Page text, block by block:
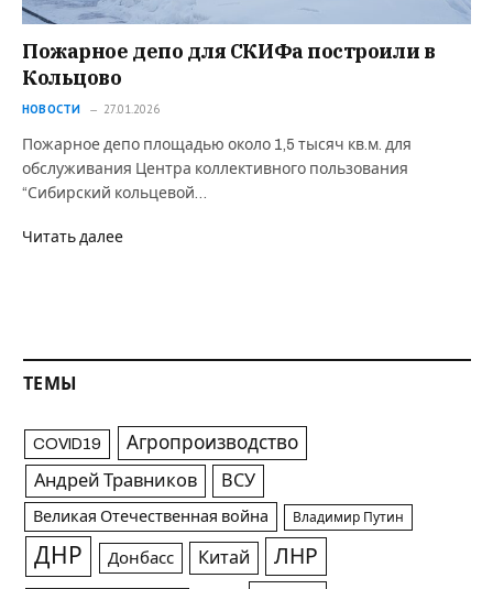
Пожарное депо для СКИФа построили в
Кольцово
НОВОСТИ 27.01.2026
Пожарное депо площадью около 1,5 тысяч кв.м. для
обслуживания Центра коллективного пользования
“Сибирский кольцевой…
Читать далее
ТЕМЫ
COVID19 Агропроизводство
Андрей Травников ВСУ
Великая Отечественная война Владимир Путин
ДНР Донбасс Китай ЛНР